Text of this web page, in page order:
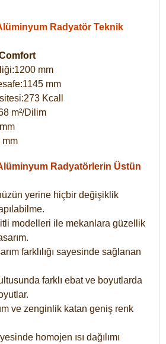
Radyatör Teknik
mm
mm
Kcall
m²/Dilim
mm
Radyatörlerin Üstün
yerine hiçbir değişiklik
modelleri ile mekanlara güzellik
farklılığı sayesinde sağlanan
farklı ebat ve boyutlarda
ve zenginlik katan geniş renk
homojen ısı dağılımı